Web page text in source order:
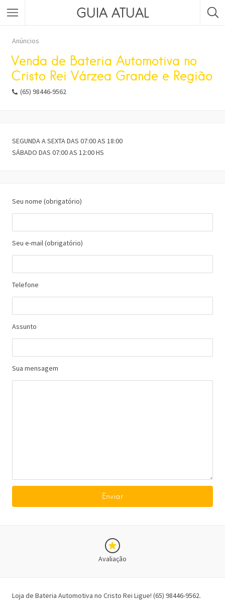
GUIA ATUAL
Anúncios
Venda de Bateria Automotiva no
Cristo Rei Várzea Grande e Região
(65) 98446-9562
SEGUNDA A SEXTA DAS 07:00 AS 18:00
SÁBADO DAS 07:00 AS 12:00 HS
Seu nome (obrigatório)
Seu e-mail (obrigatório)
Telefone
Assunto
Sua mensagem
Avaliação
Loja de Bateria Automotiva no Cristo Rei Ligue! (65) 98446-9562.